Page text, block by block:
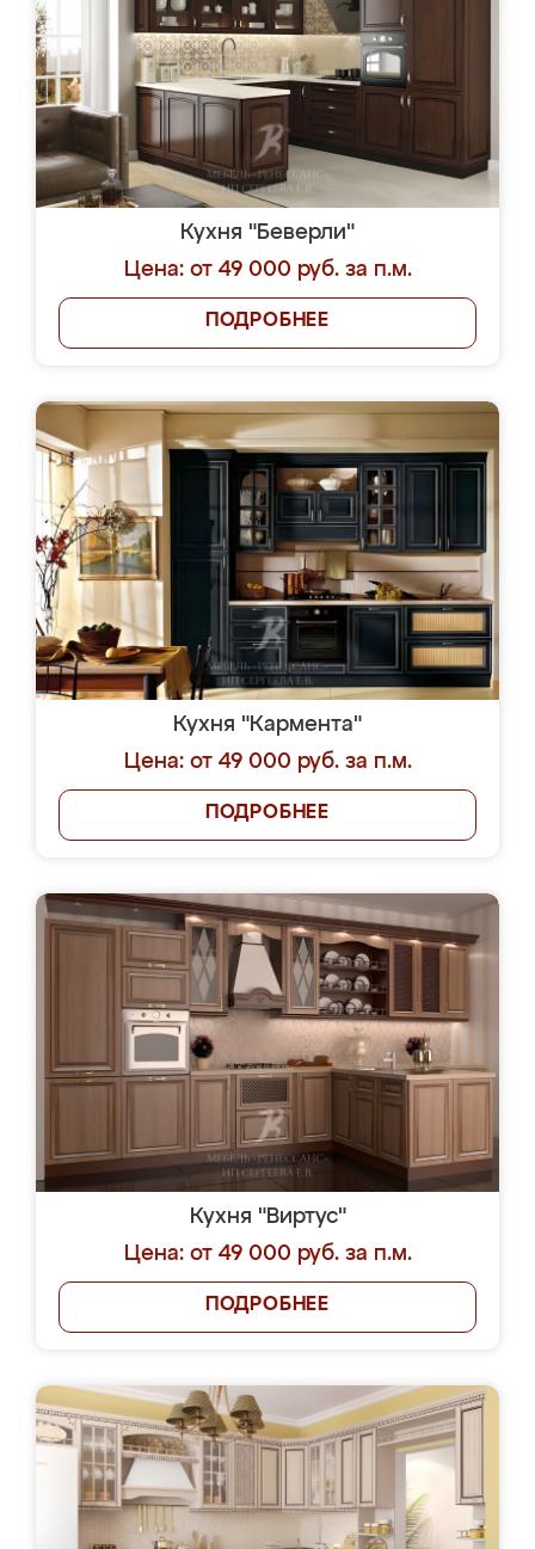
Кухня "Беверли"
Цена: от 49 000 руб. за п.м.
ПОДРОБНЕЕ
Кухня "Кармента"
Цена: от 49 000 руб. за п.м.
ПОДРОБНЕЕ
Кухня "Виртус"
Цена: от 49 000 руб. за п.м.
ПОДРОБНЕЕ